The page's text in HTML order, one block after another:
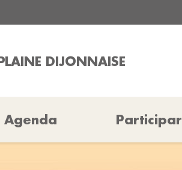
DIJONNAISE
Agenda Participar